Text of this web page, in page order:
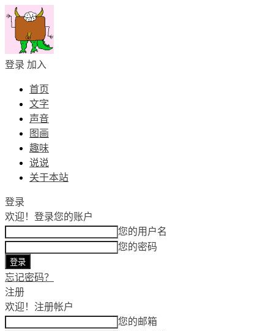
登录 加入
首页
文字
声音
图画
趣味
说说
关于本站
登录
欢迎！ 登录您的账户
您的用户名
您的密码
忘记密码？
注册
欢迎！ 注册帐户
您的邮箱